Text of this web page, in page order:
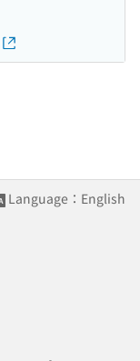
Language：English